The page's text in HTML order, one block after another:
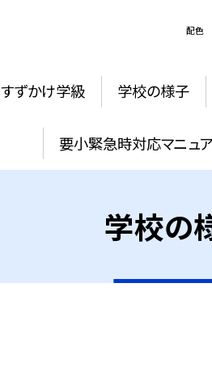
配色
すずかけ学級 学校の様子
要小緊急時対応マニュ
学校の